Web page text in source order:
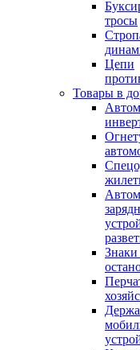
тросы
Цепи
Товары в